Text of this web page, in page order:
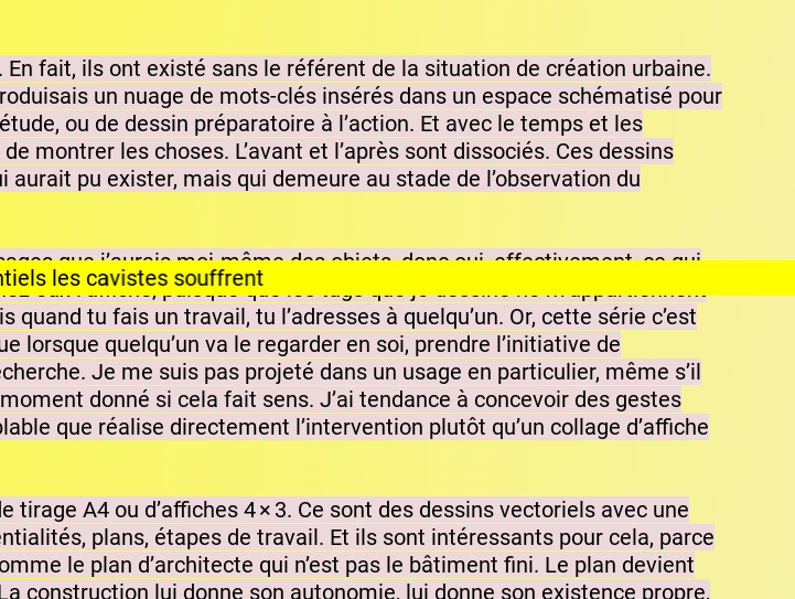
fait, ils ont existé sans le référent de la situation de création urbaine.
un nuage de mots-clés insérés dans un espace schématisé pour
ou de dessin préparatoire à l’action. Et avec le temps et les
montrer les choses. L’avant et l’après sont dissociés. Ces dessins
pu exister, mais qui demeure au stade de l’observation du
que j’aurais moi-même des objets, donc oui, effectivement, ce qui
eux l’affiche, puisque que les tags que je dessine ne m’appartiennent
tu fais un travail, tu l’adresses à quelqu’un. Or, cette série c’est
quelqu’un va le regarder en soi, prendre l’initiative de
Je me suis pas projeté dans un usage en particulier, même s’il
donné si cela fait sens. J’ai tendance à concevoir des gestes
que réalise directement l’intervention plutôt qu’un collage d’affiche
A4 ou d’affiches 4 × 3. Ce sont des dessins vectoriels avec une
plans, étapes de travail. Et ils sont intéressants pour cela, parce
le plan d’architecte qui n’est pas le bâtiment fini. Le plan devient
construction lui donne son autonomie, lui donne son existence propre,